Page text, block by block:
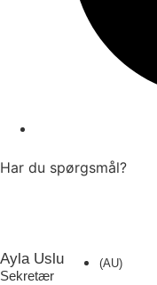
Har du spørgsmål?
Ayla Uslu (AU)
Sekretær